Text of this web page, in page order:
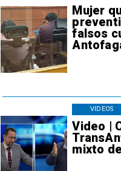
Mujer
falsos
Video |
mixto
VIDEOS